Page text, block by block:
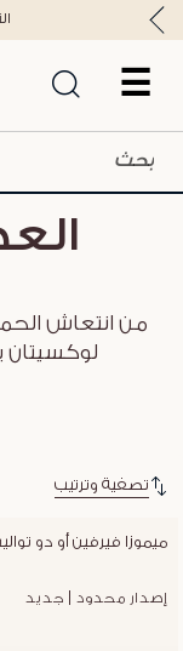
☰
من انتعاش
لوكسيتان
تصفية وترتيب
ميموزا فيرفين أو دو
إصدار محدود | جديد